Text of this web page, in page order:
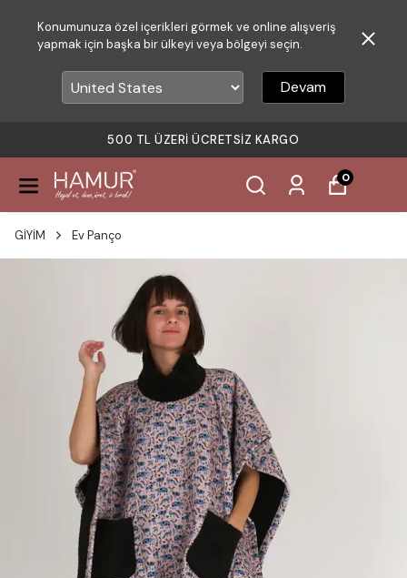
Konumunuza özel içerikleri görmek ve online alışveriş
yapmak için başka bir ülkeyi veya bölgeyi seçin.
Devam
500 TL ÜZERI ÜCRETSIZ KARGO
0
GİYİM Ev Panço